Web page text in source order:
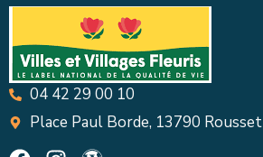
04 42 29 00 10
Place Paul Borde, 13790 Rousset